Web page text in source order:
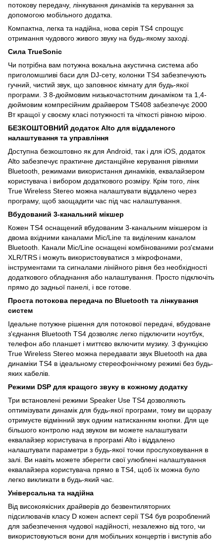
потокову передачу, лінкування динаміків та керування за
допомогою мобільного додатка.
Компактна, легка та надійна, нова серія TS4 спрощує
отримання чудового живого звуку на будь-якому заході.
Сила TrueSonic
Чи потрібна вам потужна вокальна акустична система або
приголомшливі баси для DJ-сету, колонки TS4 забезпечують
гучний, чистий звук, що заповнює кімнату для будь-якої
програми. З 8-дюймовим низькочастотним динаміком та 1,4-
дюймовим компресійним драйвером TS408 забезпечує 2000
Вт кращої у своєму класі потужності та чіткості рівною мірою.
БЕЗКОШТОВНИЙ додаток Alto для віддаленого
налаштування та управління
Доступна безкоштовно як для Android, так і для iOS, додаток
Alto забезпечує практичне дистанційне керування рівнями
Bluetooth, режимами використання динаміків, еквалайзером
користувача і вибором додаткового розміру. Крім того, лінк
True Wireless Stereo можна налаштувати віддалено через
програму, щоб заощадити час під час налаштування.
Вбудований 3-канальний мікшер
Кожен TS4 оснащений вбудованим 3-канальним мікшером із
двома вхідними каналами Mic/Line та виділеним каналом
Bluetooth. Канали Mic/Line оснащені комбінованими роз'ємами
XLR/TRS і можуть використовуватися з мікрофонами,
інструментами та сигналами лінійного рівня без необхідності
додаткового обладнання або налаштування. Просто підключіть
прямо до задньої панелі, і все готове.
Проста потокова передача по Bluetooth та лінкування
систем
Ідеальне потужне рішення для потокової передачі, вбудоване
з'єднання Bluetooth TS4 дозволяє легко підключити ноутбук,
телефон або планшет і миттєво включити музику. З функцією
True Wireless Stereo можна передавати звук Bluetooth на два
динаміки TS4 в ідеальному стереофонічному режимі без будь-
яких кабелів.
Режими DSP для кращого звуку в кожному додатку
Три встановлені режими Speaker Use TS4 дозволяють
оптимізувати динамік для будь-якої програми, тому ви щоразу
отримуєте відмінний звук одним натисканням кнопки. Для ще
більшого контролю над звуком ви можете налаштувати
еквалайзер користувача в програмі Alto і віддалено
налаштувати параметри з будь-якої точки прослуховування в
залі. Ви навіть можете зберегти свої улюблені налаштування
еквалайзера користувача прямо в TS4, щоб їх можна було
легко викликати в будь-який час.
Універсальна та надійна
Від високоякісних драйверів до безвентиляторних
підсилювачів класу D кожен аспект серії TS4 був розроблений
для забезпечення чудової надійності, незалежно від того, чи
використовуються вони для мобільних концертів і виступів або